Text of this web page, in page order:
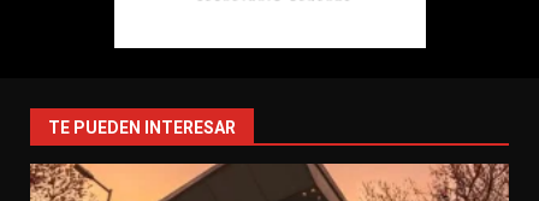
TE PUEDEN INTERESAR